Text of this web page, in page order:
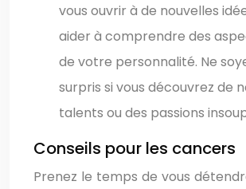
vous ouvrir à de nouvelles
aider à comprendre des
de votre personnalité. Ne
surpris si vous découvrez de
talents ou des passions
Conseils pour les cancers
Prenez le temps de vous